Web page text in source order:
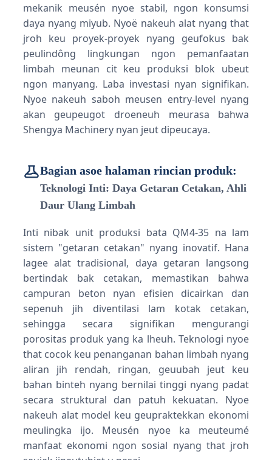
mekanik meusén nyoe stabil, ngon konsumsi
daya nyang miyub. Nyoë nakeuh alat nyang that
jroh keu proyek-proyek nyang geufokus bak
peulindông lingkungan ngon pemanfaatan
limbah meunan cit keu produksi blok ubeut
ngon manyang. Laba investasi nyan signifikan.
Nyoe nakeuh saboh meusen entry-level nyang
akan geupeugot droeneuh meurasa bahwa
Shengya Machinery nyan jeut dipeucaya.
Bagian asoe halaman rincian produk:
Teknologi Inti: Daya Getaran Cetakan, Ahli
Daur Ulang Limbah
Inti nibak unit produksi bata QM4-35 na lam
sistem "getaran cetakan" nyang inovatif. Hana
lagee alat tradisional, daya getaran langsong
bertindak bak cetakan, memastikan bahwa
campuran beton nyan efisien dicairkan dan
sepenuh jih diventilasi lam kotak cetakan,
sehingga secara signifikan mengurangi
porositas produk yang ka lheuh. Teknologi nyoe
that cocok keu penanganan bahan limbah nyang
aliran jih rendah, ringan, geuubah jeut keu
bahan binteh nyang bernilai tinggi nyang padat
secara struktural dan patuh kekuatan. Nyoe
nakeuh alat model keu geupraktekkan ekonomi
meulingka ijo. Meusén nyoe ka meuteumé
manfaat ekonomi ngon sosial nyang that jroh